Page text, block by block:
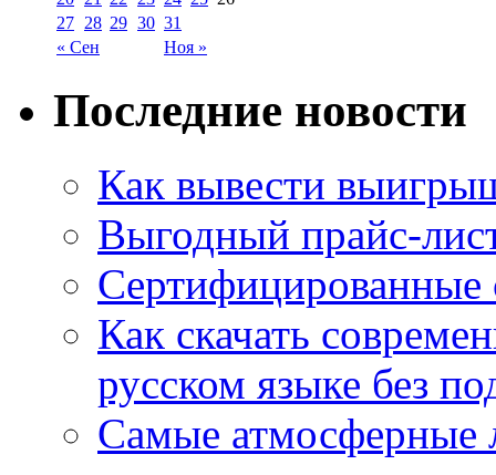
« Сен Ноя »
27 28 29 30 31
Последние новости
Как вывести
Выгодный прайс-
Как скачать
русском языке без
Самые атмосферные